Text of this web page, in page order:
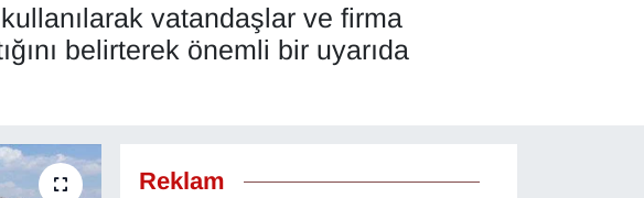
vatandaşlar ve firma
belirterek önemli bir uyarıda
Reklam